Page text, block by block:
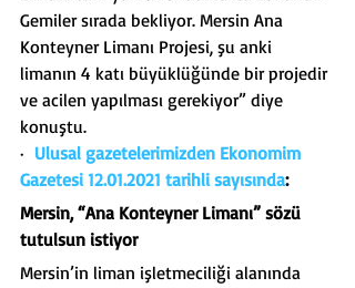
Gemiler sırada bekliyor. Mersin Ana
Konteyner Limanı Projesi, şu anki
limanın 4 katı büyüklüğünde bir projedir
ve acilen yapılması gerekiyor” diye
konuştu.
· Ulusal gazetelerimizden Ekonomim
Gazetesi 12.01.2021 tarihli sayısında:
Mersin, “Ana Konteyner Limanı” sözü
tutulsun istiyor
Mersin’in liman işletmeciliği alanında